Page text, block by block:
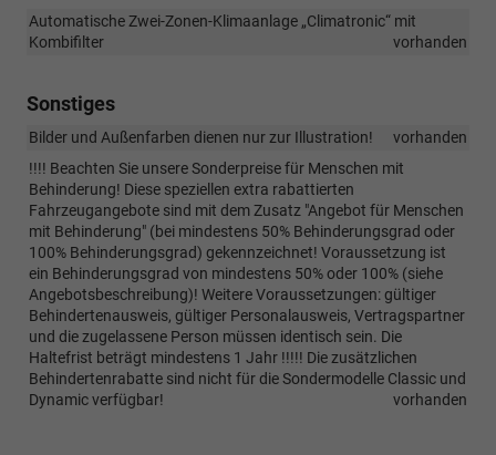
Automatische Zwei-Zonen-Klimaanlage „Climatronic“ mit
Kombifilter
vorhanden
Sonstiges
Bilder und Außenfarben dienen nur zur Illustration!
vorhanden
!!!! Beachten Sie unsere Sonderpreise für Menschen mit
Behinderung! Diese speziellen extra rabattierten
Fahrzeugangebote sind mit dem Zusatz "Angebot für Menschen
mit Behinderung" (bei mindestens 50% Behinderungsgrad oder
100% Behinderungsgrad) gekennzeichnet! Voraussetzung ist
ein Behinderungsgrad von mindestens 50% oder 100% (siehe
Angebotsbeschreibung)! Weitere Voraussetzungen: gültiger
Behindertenausweis, gültiger Personalausweis, Vertragspartner
und die zugelassene Person müssen identisch sein. Die
Haltefrist beträgt mindestens 1 Jahr !!!!! Die zusätzlichen
Behindertenrabatte sind nicht für die Sondermodelle Classic und
Dynamic verfügbar!
vorhanden